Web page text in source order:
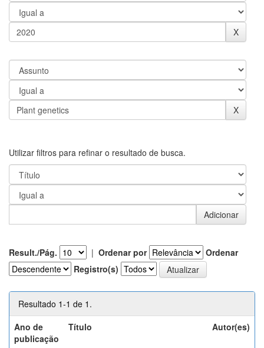
Utilizar filtros para refinar o resultado de busca.
Result./Pág. | Ordenar por
Ordenar
Registro(s)
Resultado 1-1 de 1.
Ano de
publicação
Título Autor(es)